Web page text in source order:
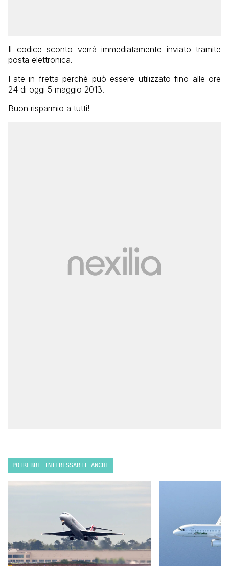
Il codice sconto verrà immediatamente inviato tramite
posta elettronica.
Fate in fretta perchè può essere utilizzato fino alle ore
24 di oggi 5 maggio 2013.
Buon risparmio a tutti!
POTREBBE INTERESSARTI ANCHE